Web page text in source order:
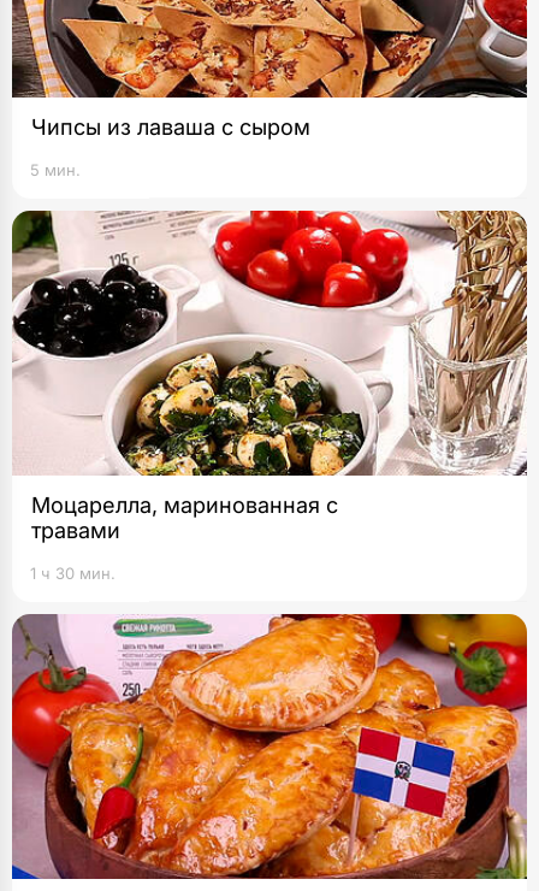
Чипсы из лаваша с сыром
5 мин.
Моцарелла, маринованная с
травами
1 ч 30 мин.